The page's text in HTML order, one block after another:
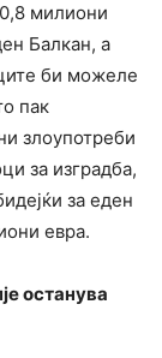
милиони
Балкан, а
би можеле
пак
злоупотреби
за изградба,
за еден
евра.
останува